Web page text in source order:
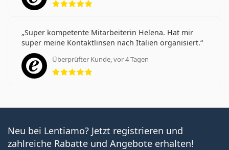
Super kompetente Mitarbeiterin Helena. Hat mir
super meine Kontaktlinsen nach Italien organisiert.
Überprüfter Kunde, vor 4 Tagen
Bewertung 5 aus 5
Neu bei Lentiamo? Jetzt registrieren und
zahlreiche Rabatte und Angebote erhalten!